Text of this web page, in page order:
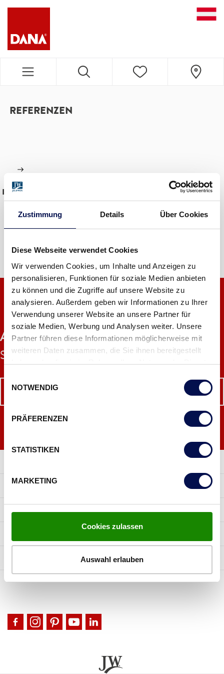
Zustimmung Details Über Cookies
Diese Webseite verwendet Cookies
Wir verwenden Cookies, um Inhalte und Anzeigen zu
personalisieren, Funktionen für soziale Medien anbieten
zu können und die Zugriffe auf unsere Website zu
analysieren. Außerdem geben wir Informationen zu Ihrer
Verwendung unserer Website an unsere Partner für
soziale Medien, Werbung und Analysen weiter. Unsere
Partner führen diese Informationen möglicherweise mit
weiteren Daten zusammen, die Sie ihnen bereitgestellt
haben oder die sie im Rahmen Ihrer Nutzung der Dienste
Einwilligungsauswahl
NOTWENDIG
PRÄFERENZEN
STATISTIKEN
MARKETING
Cookies zulassen
Auswahl erlauben
DANA NAVIGATION
REFERENZEN
KEINE SUCHERGEBNISSE GEFUNDEN.
ENTDECKE DANA TÜREN
DANA SCHAURÄUME
AUF. ZU.Ihrem Türenerlebnis im DANA
Schauraum!